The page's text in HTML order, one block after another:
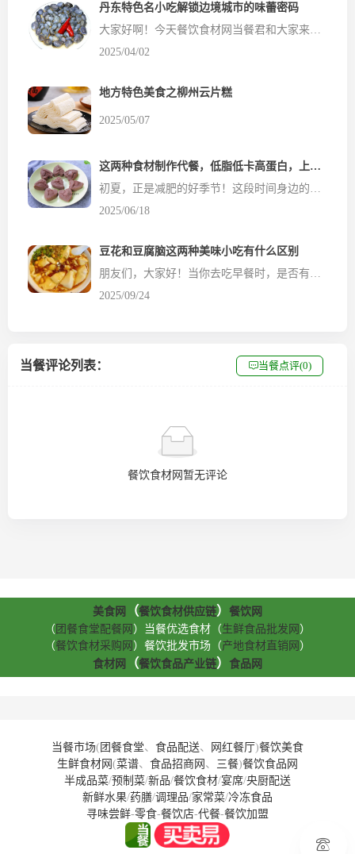
丹东特色名小吃解锁边境城市的味蕾密码
2025/04/02
地方特色美食之柳州云片糕
2025/05/07
这两种食材制作代餐，低脂低卡高蛋白，上锅蒸一蒸，一周早餐轻松搞定！
2025/06/18
豆花和豆腐脑这两种美味小吃有什么区别
2025/09/24
当餐评论列表： 当餐点评(0)
餐饮食材网暂无评论
美食网 （餐饮食材供应链）
餐饮网
（ 团餐食堂配餐网 ）当餐优选食材（生鲜食品批发网 ）
（餐饮食材采购网 ）餐饮批发市场（产地食材直销网 ）
食材网
（餐饮食品产业链） 食品网
当餐市场( 团餐食堂、 食品配送、 网红餐厅)餐饮美食
生鲜食材网 (菜谱、 食品招商网 、 三餐)餐饮食品网
半成品菜/预制菜/新品/餐饮食材/宴席/央厨配送
新鲜水果/药膳/调理品/家常菜/冷冻食品
寻味尝鲜-零食-餐饮店-代餐-餐饮加盟